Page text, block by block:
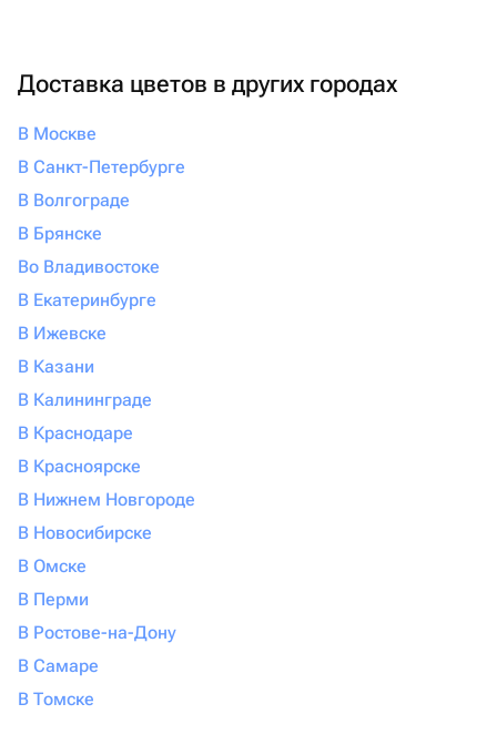
Доставка цветов в других городах
В Москве
В Санкт-Петербурге
В Волгограде
В Брянске
Во Владивостоке
В Екатеринбурге
В Ижевске
В Казани
В Калининграде
В Краснодаре
В Красноярске
В Нижнем Новгороде
В Новосибирске
В Омске
В Перми
В Ростове-на-Дону
В Самаре
В Томске